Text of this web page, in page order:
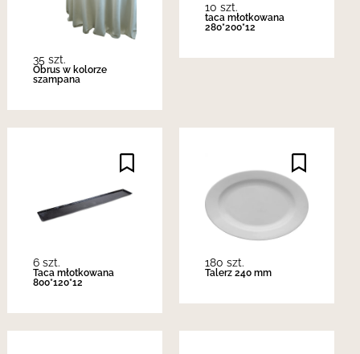
35 szt.
Obrus w kolorze
szampana
10 szt.
taca młotkowana
280*200*12
6 szt.
Taca młotkowana
800*120*12
180 szt.
Talerz 240 mm